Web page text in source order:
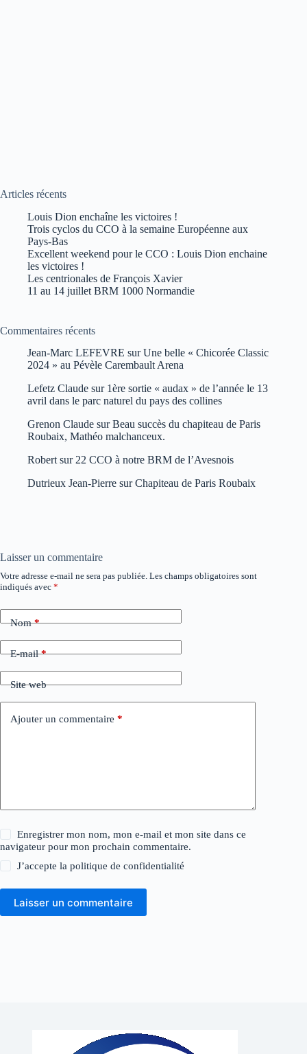
Articles récents
Louis Dion enchaîne les victoires !
Trois cyclos du CCO à la semaine Européenne aux
Pays-Bas
Excellent weekend pour le CCO : Louis Dion enchaine
les victoires !
Les centrionales de François Xavier
11 au 14 juillet BRM 1000 Normandie
Commentaires récents
Jean-Marc LEFEVRE surUne belle « Chicorée Classic
2024 » au Pévèle Carembault Arena
Lefetz Claude sur 1ère sortie « audax » de l’année le 13
avril dans le parc naturel du pays des collines
Grenon Claude surBeau succès du chapiteau de Paris
Roubaix, Mathéo malchanceux.
Robert sur 22 CCO à notre BRM de l’Avesnois
Dutrieux Jean-Pierre surChapiteau de Paris Roubaix
Laisser un commentaire
Votre adresse e-mail ne sera pas publiée. Les champs obligatoires sont
indiqués avec *
Nom*
E-mail*
Site web
Ajouter un commentaire *
Enregistrer mon nom, mon e-mail et mon site dans ce
navigateur pour mon prochain commentaire.
J’accepte lapolitique de confidentialité
Laisser un commentaire